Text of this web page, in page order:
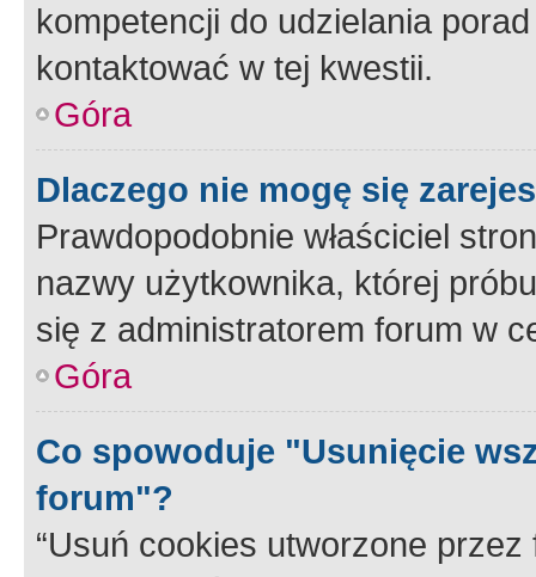
kompetencji do udzielania
kontaktować w tej kwestii.
Góra
Dlaczego nie mogę się
Prawdopodobnie właściciel
nazwy użytkownika, której
się z administratorem forum w
Góra
Co spowoduje "Usunięcie
forum"?
“Usuń cookies utworzone